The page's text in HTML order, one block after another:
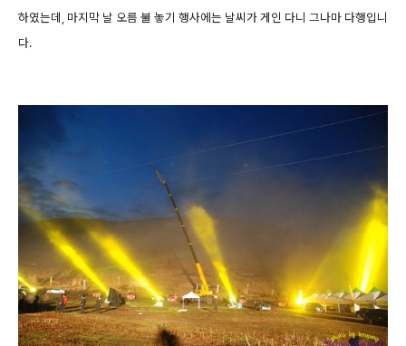
하였는데, 마지막 날 오름 불 놓기 행사에는 날씨가 게인 다니 그나마 다행입니
다.